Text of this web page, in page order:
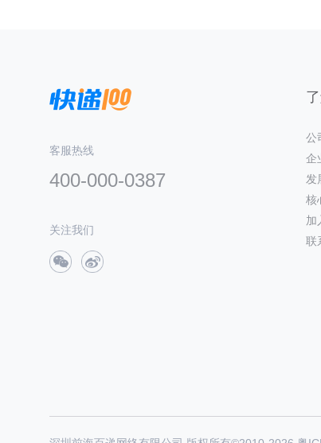
客服热线
400-000-0387
关注我们
公
企
发
核
加
联